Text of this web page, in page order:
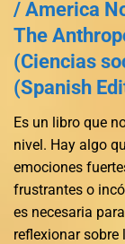
/ America
The
(Ciencias
(Spanish
Es un libro que
nivel. Hay algo
emociones
frustrantes o
es necesaria
reflexionar sobre